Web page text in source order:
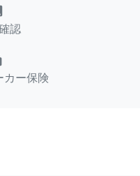
認
カー保険